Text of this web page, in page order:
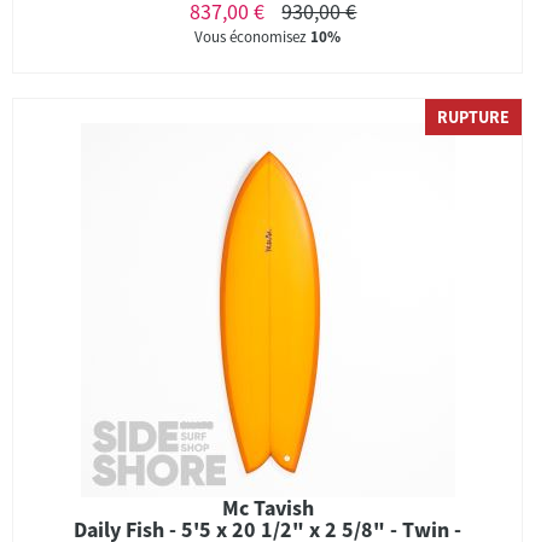
837,00 €
930,00 €
Vous économisez 10%
RUPTURE
Mc Tavish
Daily Fish - 5'5 x 20 1/2" x 2 5/8" - Twin -